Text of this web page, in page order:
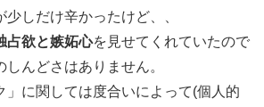
しだけ辛かったけど、、
占欲と嫉妬心を見せてくれていたので
んどさはありません。
」に関しては度合いによって(個人的